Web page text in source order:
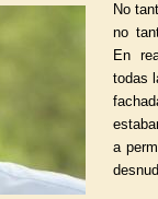
No
no
En
todas
a